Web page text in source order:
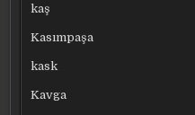
kaş
Kasımpaşa
kask
Kavga